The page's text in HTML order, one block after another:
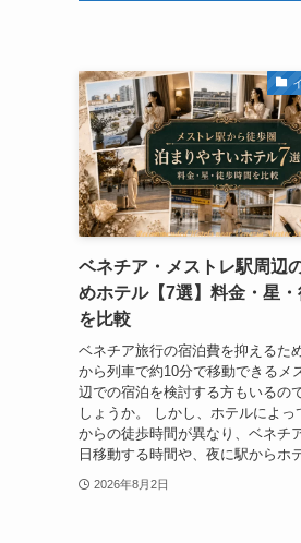
ベネチア・メストレ駅周辺
めホテル【7選】料金・星・
を比較
ベネチア旅行の宿泊費を抑えるた
から列車で約10分で移動できるメ
辺での宿泊を検討する方もいるの
しょうか。 しかし、ホテルによっ
からの徒歩時間が異なり、ベネチ
日移動する時間や、夜に駅からホ
2026年8月2日